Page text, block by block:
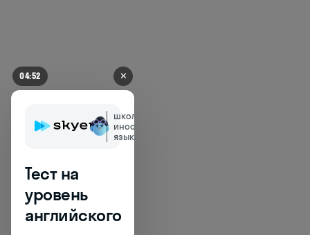
04:52 ✕
школа
иностранных
языков
Тест на
уровень
английского